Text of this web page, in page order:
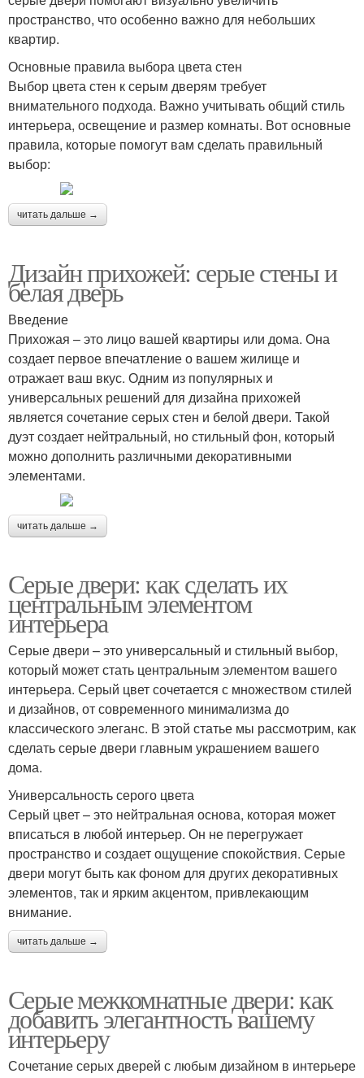
пространство, что особенно важно для небольших
квартир.
Основные правила выбора цвета стен
Выбор цвета стен к серым дверям требует
внимательного подхода. Важно учитывать общий стиль
интерьера, освещение и размер комнаты. Вот основные
правила, которые помогут вам сделать правильный
выбор:
читать дальше →
Дизайн прихожей: серые стены и
белая дверь
Введение
Прихожая – это лицо вашей квартиры или дома. Она
создает первое впечатление о вашем жилище и
отражает ваш вкус. Одним из популярных и
универсальных решений для дизайна прихожей
является сочетание серых стен и белой двери. Такой
дуэт создает нейтральный, но стильный фон, который
можно дополнить различными декоративными
элементами.
читать дальше →
Серые двери: как сделать их
центральным элементом
интерьера
Серые двери – это универсальный и стильный выбор,
который может стать центральным элементом вашего
интерьера. Серый цвет сочетается с множеством стилей
и дизайнов, от современного минимализма до
классического элеганс. В этой статье мы рассмотрим, как
сделать серые двери главным украшением вашего
дома.
Универсальность серого цвета
Серый цвет – это нейтральная основа, которая может
вписаться в любой интерьер. Он не перегружает
пространство и создает ощущение спокойствия. Серые
двери могут быть как фоном для других декоративных
элементов, так и ярким акцентом, привлекающим
внимание.
читать дальше →
Серые межкомнатные двери: как
добавить элегантность вашему
интерьеру
Сочетание серых дверей с любым дизайном в интерьере